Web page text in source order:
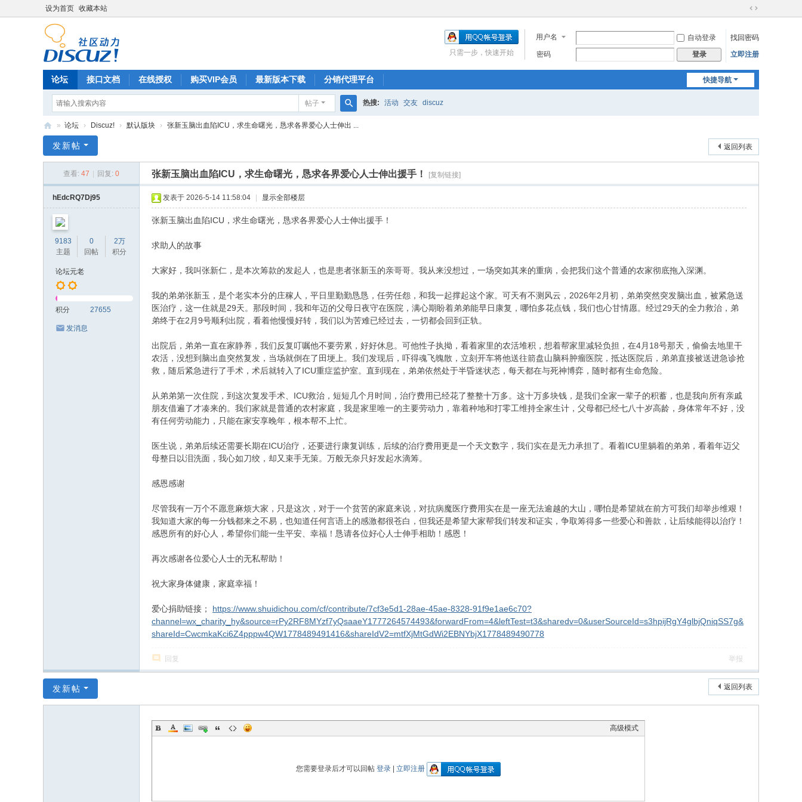
设为首页 收藏本站
切
到
宽
用户名 自动登录
找回密码
密码
登录 立即注册
只需一步，快速开始
快捷导航
论坛 接口文档 在线授权 购买VIP会员 最新版本下载 分销代理平台
帖子
搜
热搜: 活动 交友 discuz
sc
» 论坛 › Discuz! › 默认版块 › 张新玉脑出血陷ICU，求生命曙光，恳求各界爱心人士伸出 ...
返回列表
发新帖
查看: 47 回复: 0 张新玉脑出血陷ICU，求生命曙光，恳求各界爱心人士伸出援手！ [复制链接]
hEdcRQ7Dj95
9183
主题
0
回帖
2万
积分
论坛元老
积分 27655
发消息
发表于 2026-5-14 11:58:04 显示全部楼层
张新玉脑出血陷ICU，求生命曙光，恳求各界爱心人士伸出援手！
求助人的故事
大家好，我叫张新仁，是本次筹款的发起人，也是患者张新玉的亲哥哥。我从来没想过，一场突如其来的重病，会把我们这个普通的农家彻底拖入深渊。
我的弟弟张新玉，是个老实本分的庄稼人，平日里勤勤恳恳，任劳任怨，和我一起撑起这个家。可天有不测风云，2026年2月初，弟弟突然突发脑出血，被紧急送
医治疗，这一住就是29天。那段时间，我和年迈的父母日夜守在医院，满心期盼着弟弟能早日康复，哪怕多花点钱，我们也心甘情愿。经过29天的全力救治，弟
弟终于在2月9号顺利出院，看着他慢慢好转，我们以为苦难已经过去，一切都会回到正轨。
出院后，弟弟一直在家静养，我们反复叮嘱他不要劳累，好好休息。可他性子执拗，看着家里的农活堆积，想着帮家里减轻负担，在4月18号那天，偷偷去地里干
农活，没想到脑出血突然复发，当场就倒在了田埂上。我们发现后，吓得魂飞魄散，立刻开车将他送往箭盘山脑科肿瘤医院，抵达医院后，弟弟直接被送进急诊抢
救，随后紧急进行了手术，术后就转入了ICU重症监护室。直到现在，弟弟依然处于半昏迷状态，每天都在与死神博弈，随时都有生命危险。
从弟弟第一次住院，到这次复发手术、ICU救治，短短几个月时间，治疗费用已经花了整整十万多。这十万多块钱，是我们全家一辈子的积蓄，也是我向所有亲戚
朋友借遍了才凑来的。我们家就是普通的农村家庭，我是家里唯一的主要劳动力，靠着种地和打零工维持全家生计，父母都已经七八十岁高龄，身体常年不好，没
有任何劳动能力，只能在家安享晚年，根本帮不上忙。
医生说，弟弟后续还需要长期在ICU治疗，还要进行康复训练，后续的治疗费用更是一个天文数字，我们实在是无力承担了。看着ICU里躺着的弟弟，看着年迈父
母整日以泪洗面，我心如刀绞，却又束手无策。万般无奈只好发起水滴筹。
感恩感谢
尽管我有一万个不愿意麻烦大家，只是这次，对于一个贫苦的家庭来说，对抗病魔医疗费用实在是一座无法逾越的大山，哪怕是希望就在前方可我们却举步维艰！
我知道大家的每一分钱都来之不易，也知道任何言语上的感激都很苍白，但我还是希望大家帮我们转发和证实，争取筹得多一些爱心和善款，让后续能得以治疗！
感恩所有的好心人，希望你们能一生平安、幸福！恳请各位好心人士伸手相助！感恩！
再次感谢各位爱心人士的无私帮助！
祝大家身体健康，家庭幸福！
爱心捐助链接； https://www.shuidichou.com/cf/contribute/7cf3e5d1-28ae-45ae-8328-91f9e1ae6c70?
channel=wx_charity_hy&source=rPy2RF8MYzf7yQsaaeY1777264574493&forwardFrom=4&leftTest=t3&sharedv=0&userSourceId=s3hpijRgY4glbjQniqSS7g&
shareId=CwcmkaKci6Z4pppw4QW1778489491416&shareIdV2=mtfXjMtGdWi2EBNYbjX1778489490778
回复 举报
返回列表
发新帖
高级模式
您需要登录后才可以回帖 登录 立即注册